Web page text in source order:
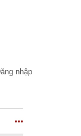
nhập